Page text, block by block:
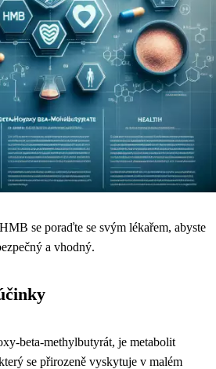
se poraďte se svým lékařem, abyste
a vhodný.
beta-methylbutyrát, je metabolit
se přirozeně vyskytuje v malém